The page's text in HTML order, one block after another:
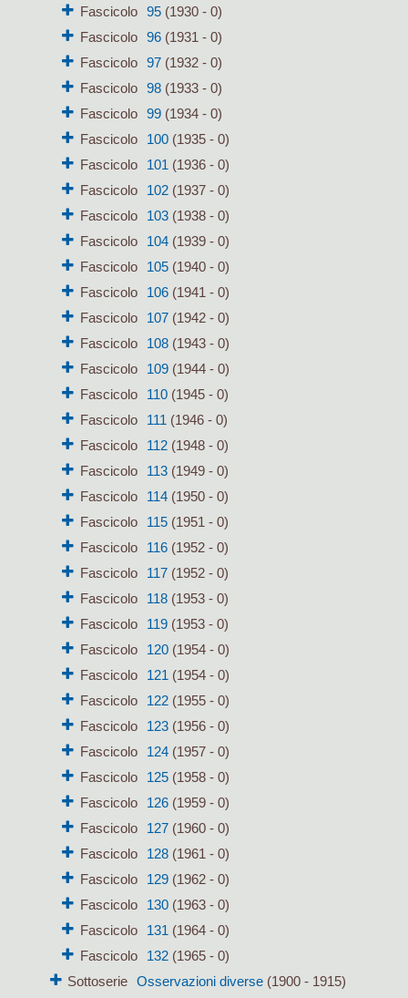
Fascicolo
95(1930 - 0)
Fascicolo
96(1931 - 0)
Fascicolo
97(1932 - 0)
Fascicolo
98(1933 - 0)
Fascicolo
99(1934 - 0)
Fascicolo
100(1935 - 0)
Fascicolo
101 (1936 - 0)
Fascicolo
102(1937 - 0)
Fascicolo
103(1938 - 0)
Fascicolo
104(1939 - 0)
Fascicolo
105(1940 - 0)
Fascicolo
106(1941 - 0)
Fascicolo
107(1942 - 0)
Fascicolo
108(1943 - 0)
Fascicolo
109(1944 - 0)
Fascicolo
110(1945 - 0)
Fascicolo
111 (1946 - 0)
Fascicolo
112(1948 - 0)
Fascicolo
113(1949 - 0)
Fascicolo
114(1950 - 0)
Fascicolo
115(1951 - 0)
Fascicolo
116(1952 - 0)
Fascicolo
117(1952 - 0)
Fascicolo
118(1953 - 0)
Fascicolo
119(1953 - 0)
Fascicolo
120(1954 - 0)
Fascicolo
121 (1954 - 0)
Fascicolo
122(1955 - 0)
Fascicolo
123(1956 - 0)
Fascicolo
124(1957 - 0)
Fascicolo
125(1958 - 0)
Fascicolo
126(1959 - 0)
Fascicolo
127(1960 - 0)
Fascicolo
128(1961 - 0)
Fascicolo
129(1962 - 0)
Fascicolo
130(1963 - 0)
Fascicolo
131 (1964 - 0)
Fascicolo
132(1965 - 0)
Sottoserie
Osservazioni diverse (1900 - 1915)